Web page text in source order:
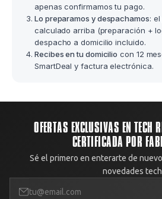
apenas confirmamos tu pago.
Lo preparamos y despachamos:
calculado arriba (preparación +
despacho a domicilio incluido.
Recibes en tu domicilio con 12
SmartDeal y factura electrónica.
OFERTAS EXCLUSIVAS EN TECH
CERTIFICADA POR
Sé el primero en enterarte de
novedades